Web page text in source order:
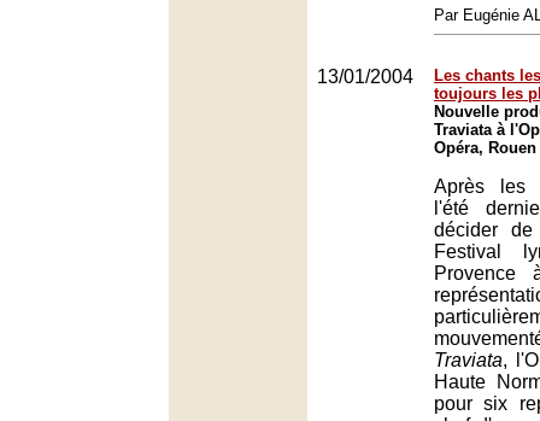
Par Eugénie
13/01/2004
Les chants
toujours les
Nouvelle
Traviata à
Opéra, Rouen
Après les
l'été
décider de
Festival
Provence
Traviata,
Haute
pour six